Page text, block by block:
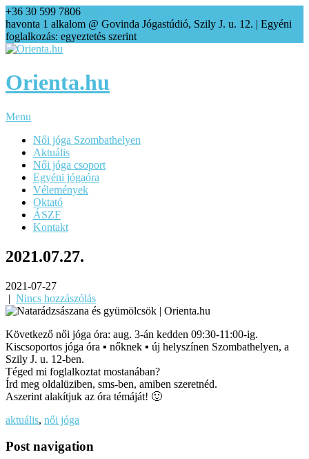
+36 30 599 7806
havonta 1 alkalom @ Govinda Jógastúdió, Szily J. u. 12. | Egyéni
foglalkozás: egyeztetés szerint
Orienta.hu
Menu
Női jóga Szombathelyen
Aktuális
Női jóga csoport
Egyéni jógaóra
Vélemények
Oktató
ÁSZF
Kontakt
2021.07.27.
2021-07-27
| Nincs hozzászólás
Következő női jóga óra: aug. 3-án kedden 09:30-11:00-ig.
Kiscsoportos jóga óra ▪️ nőknek ▪️ új helyszínen Szombathelyen, a
Szily J. u. 12-ben.
Téged mi foglalkoztat mostanában?
Írd meg oldalüziben, sms-ben, amiben szeretnéd.
Aszerint alakítjuk az óra témáját! 🙂
aktuális, női jóga
Post navigation